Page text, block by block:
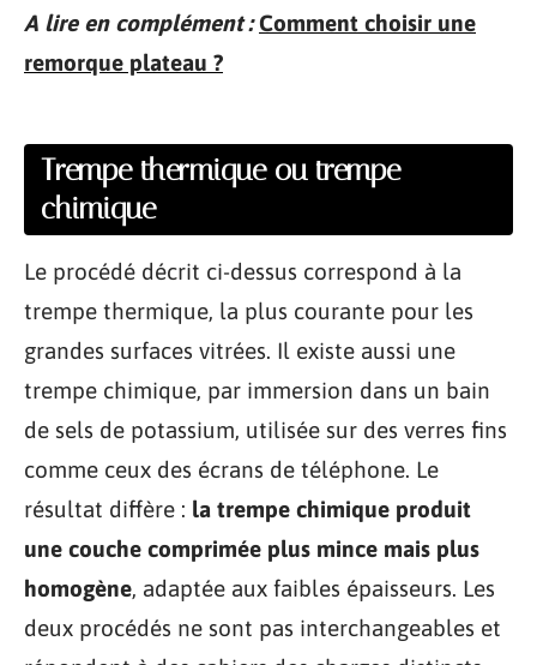
A lire en complément : Comment choisir une
remorque plateau ?
Trempe thermique ou trempe
chimique
Le procédé décrit ci-dessus correspond à la
trempe thermique, la plus courante pour les
grandes surfaces vitrées. Il existe aussi une
trempe chimique, par immersion dans un bain
de sels de potassium, utilisée sur des verres fins
comme ceux des écrans de téléphone. Le
résultat diffère : la trempe chimique produit
une couche comprimée plus mince mais plus
homogène, adaptée aux faibles épaisseurs. Les
deux procédés ne sont pas interchangeables et